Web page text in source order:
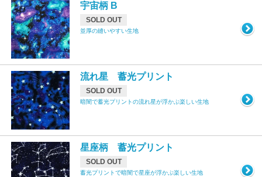
宇宙柄 B
SOLD OUT
並厚の縫いやすい生地
流れ星 蓄光プリント
SOLD OUT
暗闇で蓄光プリントの流れ星が浮かぶ楽しい生地
星座柄 蓄光プリント
SOLD OUT
蓄光プリントで暗闇で星座が浮かぶ楽しい生地